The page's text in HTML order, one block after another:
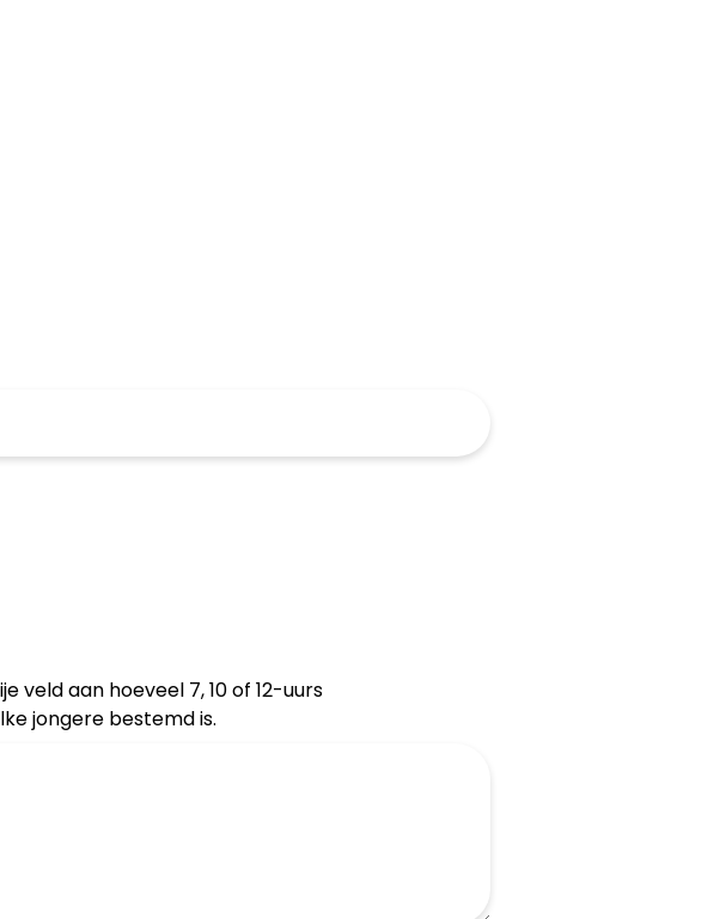
veld aan hoeveel 7, 10 of 12-uurs
jongere bestemd is.